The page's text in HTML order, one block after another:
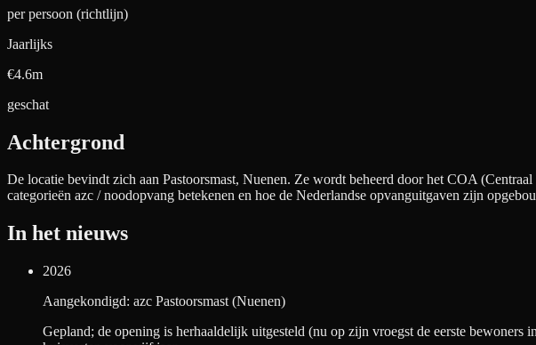
per persoon (richtlijn)
Jaarlijks
€4.6m
geschat
Achtergrond
De locatie bevindt zich aan Pastoorsmast, Nuenen. Ze wordt beheerd door het COA
categorieën azc / noodopvang betekenen en hoe de Nederlandse opvanguitgaven zijn
In het nieuws
2026
Aangekondigd: azc Pastoorsmast (Nuenen)
Gepland; de opening is herhaaldelijk uitgesteld (nu op zijn vroegst de eerste